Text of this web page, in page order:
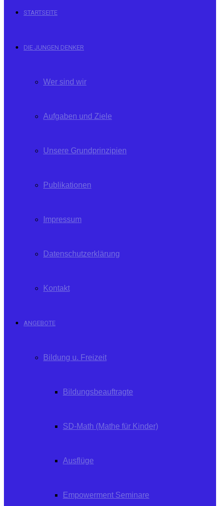
STARTSEITE
DIE JUNGEN DENKER
Wer sind wir
Aufgaben und Ziele
Unsere Grundprinzipien
Publikationen
Impressum
Datenschutzerklärung
Kontakt
ANGEBOTE
Bildung u. Freizeit
Bildungsbeauftragte
SD-Math (Mathe für Kinder)
Ausflüge
Empowerment Seminare